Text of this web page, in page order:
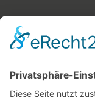
Folge mir